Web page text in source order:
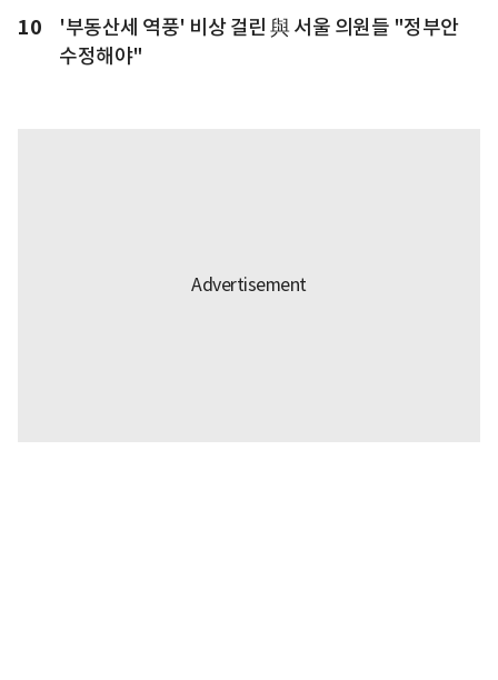
10
'부동산세 역풍' 비상 걸린 與 서울 의원들 "정부안
수정해야"